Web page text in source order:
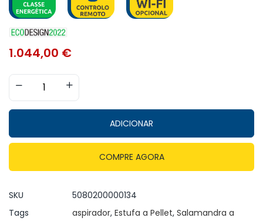
1.044,00 €
ADICIONAR
COMPRE AGORA
SKU
5080200000134
Tags
aspirador, Estufa a Pellet, Salamandra a